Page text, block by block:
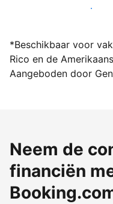
Word vandaag nog
*Beschikbaar voor
Rico en de
Aangeboden door
Neem de
financiën